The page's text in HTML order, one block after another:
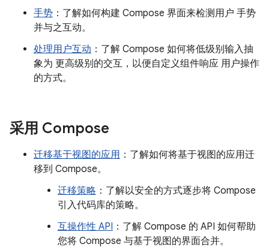
手势 ：了解如何构建 Compose 界面来检测用户 手势
并与之互动。
处理用户互动 ：了解 Compose 如何将低级别输入抽
象为 更高级别的交互，以便自定义组件响应 用户操作
的方式。
采用 Compose
迁移基于视图的应用 ：了解如何将基于视图的应用迁
移到 Compose。
迁移策略 ：了解以安全的方式逐步将 Compose
引入代码库的策略。
互操作性 API ：了解 Compose 的 API 如何帮助
您将 Compose 与基于视图的界面合并。